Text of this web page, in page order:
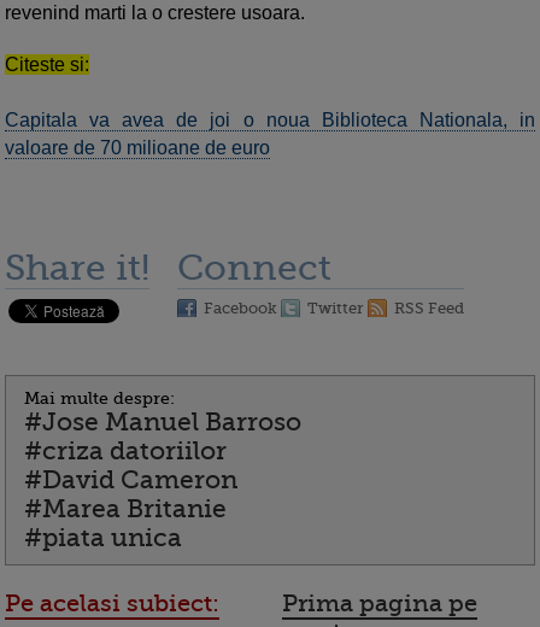
revenind marti la o crestere usoara.
Citeste si:
Capitala va avea de joi o noua Biblioteca Nationala, in
valoare de 70 milioane de euro
Share it! Connect
Facebook Twitter RSS Feed
Mai multe despre:
#Jose Manuel Barroso
#criza datoriilor
#David Cameron
#Marea Britanie
#piata unica
Pe acelasi subiect:
Prima pagina pe